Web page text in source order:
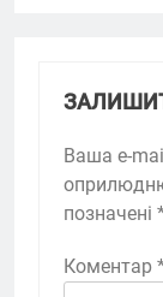
Ваша e-
позначені
Коментар